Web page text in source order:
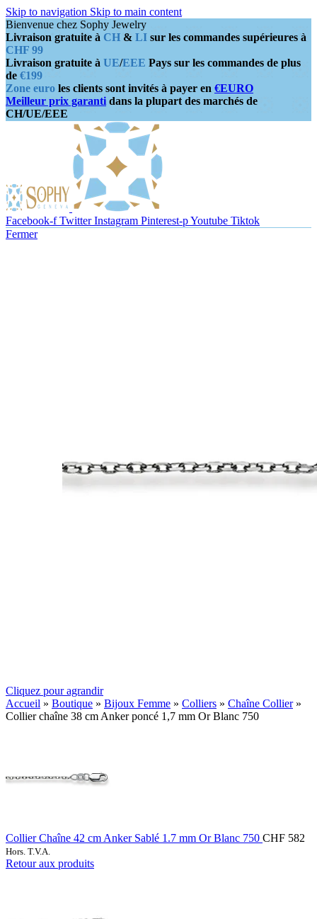
Skip to navigation Skip to main content
Bienvenue chez Sophy Jewelry
Livraison gratuite à CH & LI sur les commandes supérieures à
CHF 99
Livraison gratuite à UE/EEE Pays sur les commandes de plus
de €199
Zone euro les clients sont invités à payer en €EURO
Meilleur prix garanti dans la plupart des marchés de
CH/UE/EEE
Facebook-f Twitter Instagram Pinterest-pYoutube Tiktok
Fermer
Cliquez pour agrandir
Accueil » Boutique » Bijoux Femme » Colliers » Chaîne Collier»
Collier chaîne 38 cm Anker poncé 1,7 mm Or Blanc 750
Collier Chaîne 42 cm Anker Sablé 1.7 mm Or Blanc 750 CHF 582
Hors. T.V.A.
Retour aux produits